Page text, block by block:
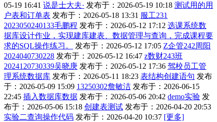
05-19 16:41 说是士大夫· 发布于：2026-05-19 10:18 测试用的用
户表和订单表 发布于：2026-05-18 13:31 服工231
2023050240133毛鹏程 发布于：2026-05-12 17:12 选课系统数
据库设计作业，实现建库建表、数据管理与查询，完成课程要
求的SQL操作练习。
发布于：2026-05-12 17:05 Z企管242周阳
2024040730228 发布于：2026-05-12 16:47 z数财243班
2024120730339吴晓庚 发布于：2026-05-12 17:36 驾校员工管
理系统数据库 发布于：2026-05-11 18:23 表结构创建语句 发布
于：2026-05-09 15:09 13250302詹敏洁 发布于：2026-06-15
22:45 插入数据库数据 发布于：2026-05-06 20:42 demo实验 发
布于：2026-05-06 15:18 创建表测试 发布于：2026-04-20 20:53
实验二查询操作代码 发布于：2026-04-20 10:37 [更多]